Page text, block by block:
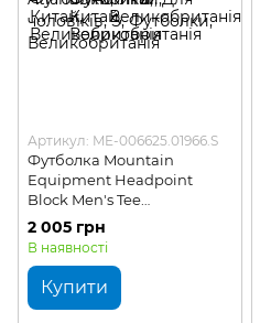
Артикул: ME-006625.01966.S
Футболка Mountain
Equipment Headpoint
Block Men's Tee
Atlantic/Admiral
2 005 грн
В наявності
Купити